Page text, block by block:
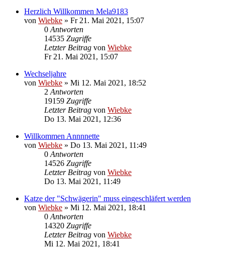
Herzlich Willkommen Mela9183
von Wiebke » Fr 21. Mai 2021, 15:07
0Antworten
14535 Zugriffe
Letzter Beitrag von Wiebke
Fr 21. Mai 2021, 15:07
Wechseljahre
von Wiebke » Mi 12. Mai 2021, 18:52
2Antworten
19159 Zugriffe
Letzter Beitrag von Wiebke
Do 13. Mai 2021, 12:36
Willkommen Annnnette
von Wiebke » Do 13. Mai 2021, 11:49
0Antworten
14526 Zugriffe
Letzter Beitrag von Wiebke
Do 13. Mai 2021, 11:49
Katze der "Schwägerin" muss eingeschläfert werden
von Wiebke » Mi 12. Mai 2021, 18:41
0Antworten
14320 Zugriffe
Letzter Beitrag von Wiebke
Mi 12. Mai 2021, 18:41